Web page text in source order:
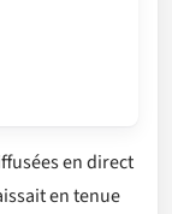
en direct
en tenue